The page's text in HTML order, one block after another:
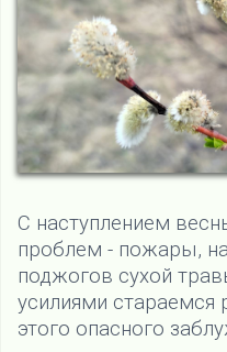
С наступлением
проблем - пожары,
поджогов сухой
усилиями стараемся
этого опасного